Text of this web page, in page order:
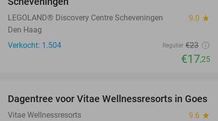
LEGOLAND® Discovery Centre Scheveningen 9.0 star
Den Haag
Verkocht: 1.504
Regulier €23
€17,25
49%
Dagentree voor Vitae Wellnessresorts in Goes
Vitae Wellnessresorts 9.6 star